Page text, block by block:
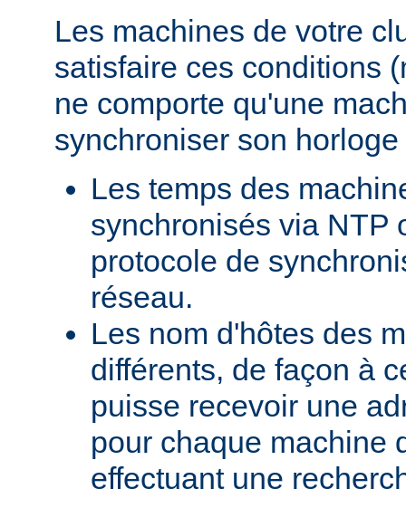
Les machines de votre
satisfaire ces conditions
ne comporte qu'une
synchroniser son
Les temps des
synchronisés via NTP
protocole de
réseau.
Les nom d'hôtes des
différents, de façon à
puisse recevoir une
pour chaque machine
effectuant une